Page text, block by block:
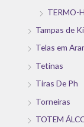
TERMO-
Tampas de
Telas em
Tetinas
Tiras De Ph
Torneiras
TOTEM